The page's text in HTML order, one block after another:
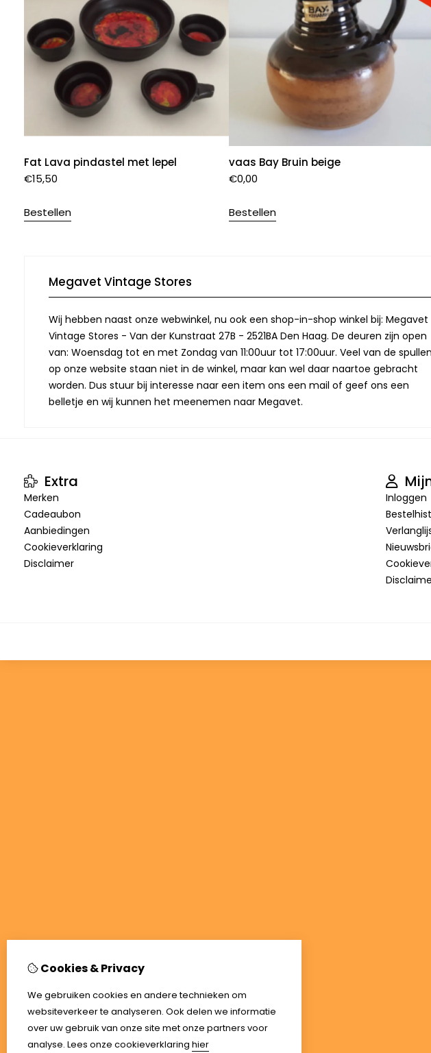
Fat Lava pindastel met lepel
€15,50
Bestellen
vaas Bay Bruin beige
€0,00
Bestellen
Megavet Vintage Stores
Wij hebben naast onze webwinkel, nu ook een shop-in-shop winkel bij: Megavet
Vintage Stores - Van der Kunstraat 27B - 2521BA Den Haag. De deuren zijn open
van: Woensdag tot en met Zondag van 11:00uur tot 17:00uur. Veel van de spullen
op onze website staan niet in de winkel, maar kan wel daar naartoe gebracht
worden. Dus stuur bij interesse naar een item ons een mail of geef ons een
belletje en wij kunnen het meenemen naar Megavet.
Extra
Merken
Cadeaubon
Aanbiedingen
Cookieverklaring
Disclaimer
Inloggen
Cookies & Privacy
We gebruiken cookies en andere technieken om
websiteverkeer te analyseren. Ook delen we informatie
over uw gebruik van onze site met onze partners voor
analyse. Lees onze cookieverklaring hier